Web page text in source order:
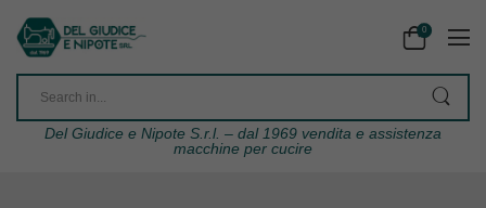
0
Del Giudice e Nipote S.r.l. – dal 1969 vendita e assistenza
macchine per cucire